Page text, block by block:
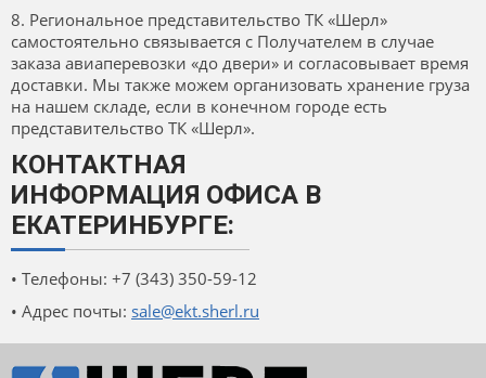
8. Региональное представительство ТК «Шерл»
самостоятельно связывается с Получателем в случае
заказа авиаперевозки «до двери» и согласовывает время
доставки. Мы также можем организовать хранение груза
на нашем складе, если в конечном городе есть
представительство ТК «Шерл».
КОНТАКТНАЯ
ИНФОРМАЦИЯ ОФИСА В
ЕКАТЕРИНБУРГЕ:
• Телефоны: +7 (343) 350-59-12
• Адрес почты: sale@ekt.sherl.ru